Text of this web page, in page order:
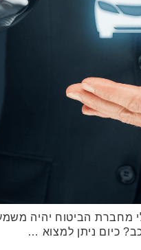
מחברת הביטוח יהיה
כיום ניתן למצוא …